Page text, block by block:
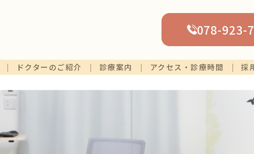
078-923-
ドクターのご紹介 診療案内 アクセス・診療時間 採